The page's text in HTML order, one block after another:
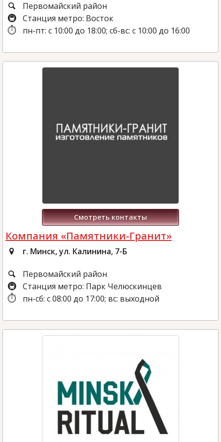
Первомайский район
Станция метро: Восток
пн-пт: с 10:00 до 18:00; сб-вс: с 10:00 до 16:00
Смотреть контакты
Компания «Памятники-Гранит»
г. Минск, ул. Калинина, 7-Б
Первомайский район
Станция метро: Парк Челюскинцев
пн-сб: с 08:00 до 17:00; вс: выходной